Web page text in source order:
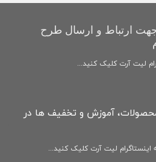
جهت ارتباط و ارسال طرح
لیت آرت کلیک کنید...
آموزش و تخفیف ها در
لیت آرت کلیک کنید...